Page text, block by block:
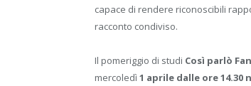
capace di rendere riconoscibili
racconto condiviso.
Il pomeriggio di studi Così parlò
mercoledì 1 aprile dalle ore 14.30